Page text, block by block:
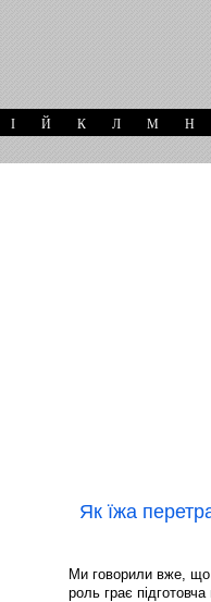
І Й К Л М Н
Як їжа
Ми говорили вже, що
роль грає